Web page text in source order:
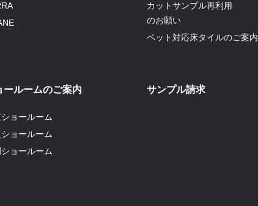
カットサンプル再利用
のお願い
ペット対応床タイルのご案内
ールームのご案内
ョールーム
ョールーム
ョールーム
サンプル請求